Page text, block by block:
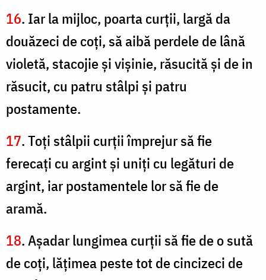
16. Iar la mijloc, poarta curţii, largă da
douăzeci de coţi, să aibă perdele de lână
violetă, stacojie şi vişinie, răsucită şi de in
răsucit, cu patru stâlpi şi patru
postamente.
17. Toţi stâlpii curţii împrejur să fie
ferecaţi cu argint şi uniţi cu legături de
argint, iar postamentele lor să fie de
aramă.
18. Aşadar lungimea curţii să fie de o sută
de coţi, lăţimea peste tot de cincizeci de